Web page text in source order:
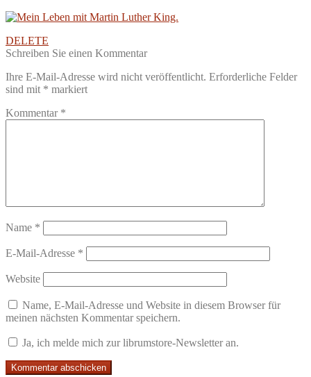
Beitragsnavigation
Vorheriger
Beitrag:
DELETE
Schreiben Sie einen Kommentar
Ihre E-Mail-Adresse wird nicht veröffentlicht. Erforderliche Felder
sind mit * markiert
Kommentar *
Name *
E-Mail-Adresse *
Website
Name, E-Mail-Adresse und Website in diesem Browser für
meinen nächsten Kommentar speichern.
Ja, ich melde mich zur librumstore-Newsletter an.